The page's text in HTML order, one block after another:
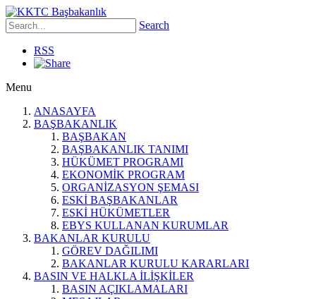
Search
RSS
Menu
ANASAYFA
BAŞBAKANLIK
BAŞBAKAN
BAŞBAKANLIK TANIMI
HÜKÜMET PROGRAMI
EKONOMİK PROGRAM
ORGANİZASYON ŞEMASI
ESKİ BAŞBAKANLAR
ESKİ HÜKÜMETLER
EBYS KULLANAN KURUMLAR
BAKANLAR KURULU
GÖREV DAĞILIMI
BAKANLAR KURULU KARARLARI
BASIN VE HALKLA İLİŞKİLER
BASIN AÇIKLAMALARI